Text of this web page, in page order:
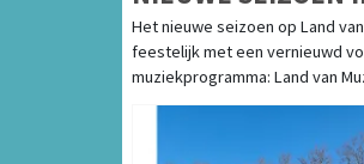
VERNIEUWD
VAN MUZIEK
Het nieuwe seizoen op Land
feestelijk met een vernieuwd
muziekprogramma: Land van